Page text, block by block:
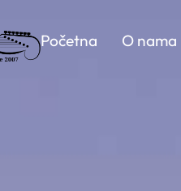
Početna O nama